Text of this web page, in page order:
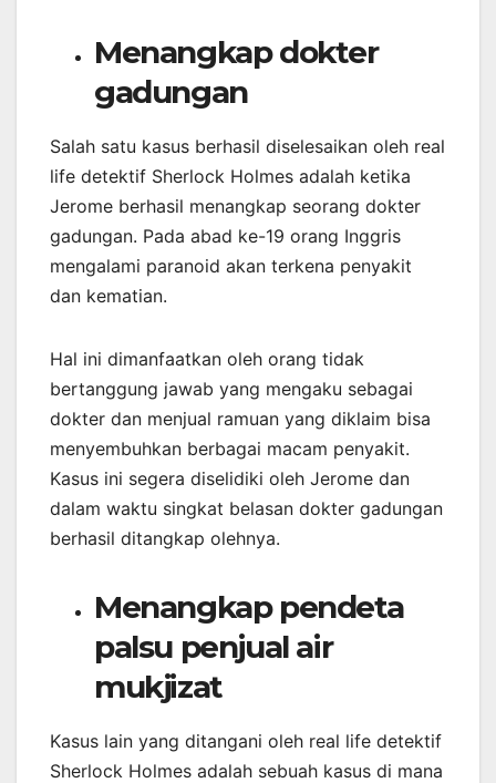
Menangkap dokter
gadungan
Salah satu kasus berhasil diselesaikan oleh real
life detektif Sherlock Holmes adalah ketika
Jerome berhasil menangkap seorang dokter
gadungan. Pada abad ke-19 orang Inggris
mengalami paranoid akan terkena penyakit
dan kematian.
Hal ini dimanfaatkan oleh orang tidak
bertanggung jawab yang mengaku sebagai
dokter dan menjual ramuan yang diklaim bisa
menyembuhkan berbagai macam penyakit.
Kasus ini segera diselidiki oleh Jerome dan
dalam waktu singkat belasan dokter gadungan
berhasil ditangkap olehnya.
Menangkap pendeta
palsu penjual air
mukjizat
Kasus lain yang ditangani oleh real life detektif
Sherlock Holmes adalah sebuah kasus di mana